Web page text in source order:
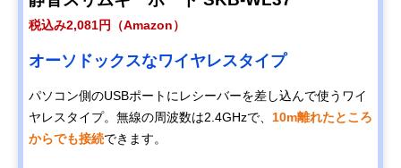
税込み2,081円（Amazon）
オーソドックスなワイヤレスタイプ
パソコン側のUSBポートにレシーバーを差し込んで使うワイ
ヤレスタイプ。無線の周波数は2.4GHzで、 10m離れたところ
からでも接続できます。